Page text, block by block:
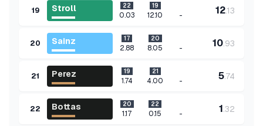
19 Stroll 22
0.03
19
12.10 - 12.13
20 Sainz 17
2.88
20
8.05 - 10.93
21 Perez 19
1.74
21
4.00 - 5.74
22 Bottas 20
1.17
22
0.15 - 1.32